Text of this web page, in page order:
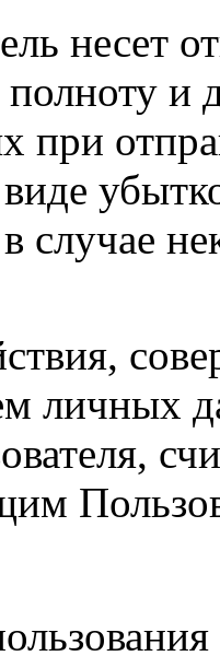
несет
и
при
случае
личных